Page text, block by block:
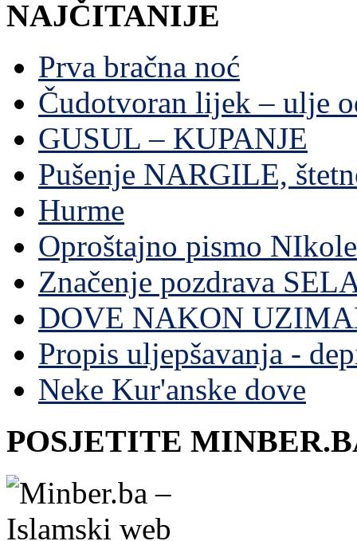
NAJČITANIJE
Prva bračna noć
Čudotvoran lijek – ulje
GUSUL – KUPANJE
Pušenje NARGILE,
Hurme
Oproštajno pismo
Značenje pozdrava
DOVE NAKON
Propis uljepšavanja -
Neke Kur'anske dove
POSJETITE